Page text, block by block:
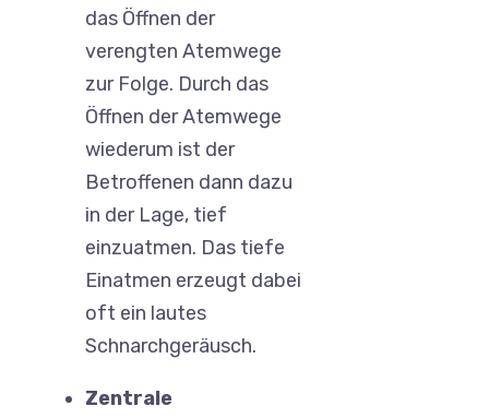
das Öffnen der
verengten Atemwege
zur Folge. Durch das
Öffnen der Atemwege
wiederum ist der
Betroffenen dann dazu
in der Lage, tief
einzuatmen. Das tiefe
Einatmen erzeugt dabei
oft ein lautes
Schnarchgeräusch.
Zentrale